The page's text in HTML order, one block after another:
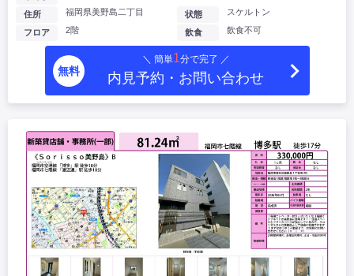
住所 福岡県美野島二丁目
フロア 2階
状態 スケルトン
飲食 飲食不可
無料
＼ 簡単1分で完了 ／
内見予約・お問い合わせ